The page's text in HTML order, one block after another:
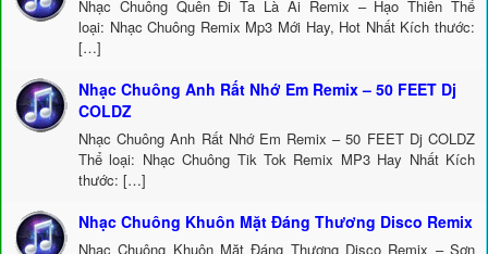
Nhạc Chuông Quên Đi Ta Là Ai Remix – Hạo Thiên Thể
loại: Nhạc Chuông Remix Mp3 Mới Hay, Hot Nhất Kích thước:
[…]
Nhạc Chuông Anh Rất Nhớ Em Remix – 50 FEET Dj
COLDZ
Nhạc Chuông Anh Rất Nhớ Em Remix – 50 FEET Dj COLDZ
Thể loại: Nhạc Chuông Tik Tok Remix MP3 Hay Nhất Kích
thước: […]
Nhạc Chuông Khuôn Mặt Đáng Thương Disco Remix
Nhạc Chuông Khuôn Mặt Đáng Thương Disco Remix – Sơn